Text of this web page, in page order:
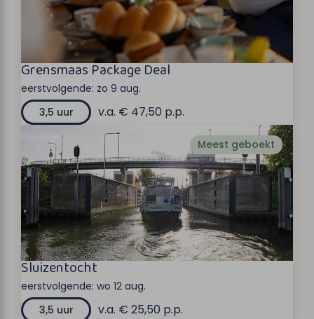
Grensmaas Package Deal
eerstvolgende: zo 9 aug.
3,5 uur
v.a. € 47,50 p.p.
Meest geboekt
Sluizentocht
eerstvolgende: wo 12 aug.
3,5 uur
v.a. € 25,50 p.p.